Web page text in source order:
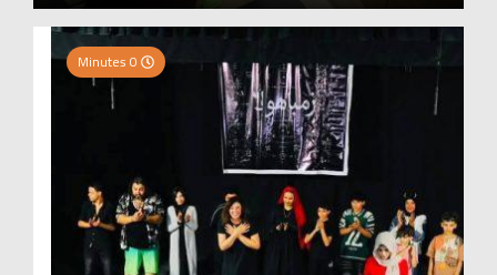
0 Minutes